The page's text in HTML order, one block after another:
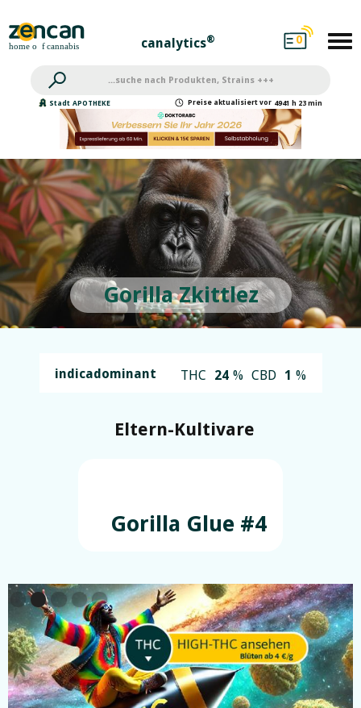
canalytics® 0
Stadt APOTHEKE Preise aktualisiert vor 4941 h 23 min
Gorilla Zkittlez
indicadominant THC 24 % CBD 1 %
Eltern-Kultivare
Gorilla Glue #4